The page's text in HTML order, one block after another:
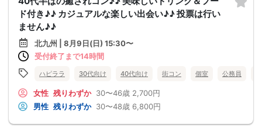
ド付き♪♪ カジュアルな楽しい出会い♪♪ 投票は行い
ません♪♪
北九州 | 8月9日(日) 15:30〜
受付終了まで14時間
ハピララ 30代向け 40代向け 街コン 個室 公務員
女性 残りわずか 30〜46歳 2,700円
男性 残りわずか 30〜48歳 6,800円